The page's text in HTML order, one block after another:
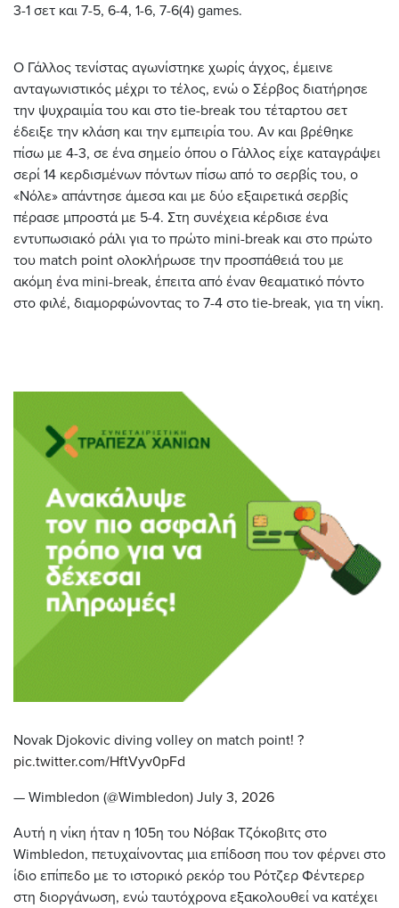
3-1 σετ και 7-5, 6-4, 1-6, 7-6(4) games.
Ο Γάλλος τενίστας αγωνίστηκε χωρίς άγχος, έμεινε
ανταγωνιστικός μέχρι το τέλος, ενώ ο Σέρβος διατήρησε
την ψυχραιμία του και στο tie-break του τέταρτου σετ
έδειξε την κλάση και την εμπειρία του. Αν και βρέθηκε
πίσω με 4-3, σε ένα σημείο όπου ο Γάλλος είχε καταγράψει
σερί 14 κερδισμένων πόντων πίσω από το σερβίς του, ο
«Νόλε» απάντησε άμεσα και με δύο εξαιρετικά σερβίς
πέρασε μπροστά με 5-4. Στη συνέχεια κέρδισε ένα
εντυπωσιακό ράλι για το πρώτο mini-break και στο πρώτο
του match point ολοκλήρωσε την προσπάθειά του με
ακόμη ένα mini-break, έπειτα από έναν θεαματικό πόντο
στο φιλέ, διαμορφώνοντας το 7-4 στο tie-break, για τη νίκη.
Novak Djokovic diving volley on match point! ?
pic.twitter.com/HftVyv0pFd
— Wimbledon (@Wimbledon) July 3, 2026
Αυτή η νίκη ήταν η 105η του Νόβακ Τζόκοβιτς στο
Wimbledon, πετυχαίνοντας μια επίδοση που τον φέρνει στο
ίδιο επίπεδο με το ιστορικό ρεκόρ του Ρότζερ Φέντερερ
στη διοργάνωση, ενώ ταυτόχρονα εξακολουθεί να κατέχει